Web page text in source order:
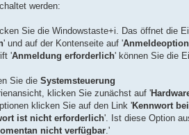
werden:
Sie die Windowstaste+i. Das öffnet die
' und auf der Kontenseite auf '
'Anmeldung erforderlich' können Sie die
Sie die Systemsteuerung
klicken Sie zunächst auf '
klicken Sie auf den Link 'Kennwort
ist nicht erforderlich'. Ist diese Option
nicht verfügbar.'